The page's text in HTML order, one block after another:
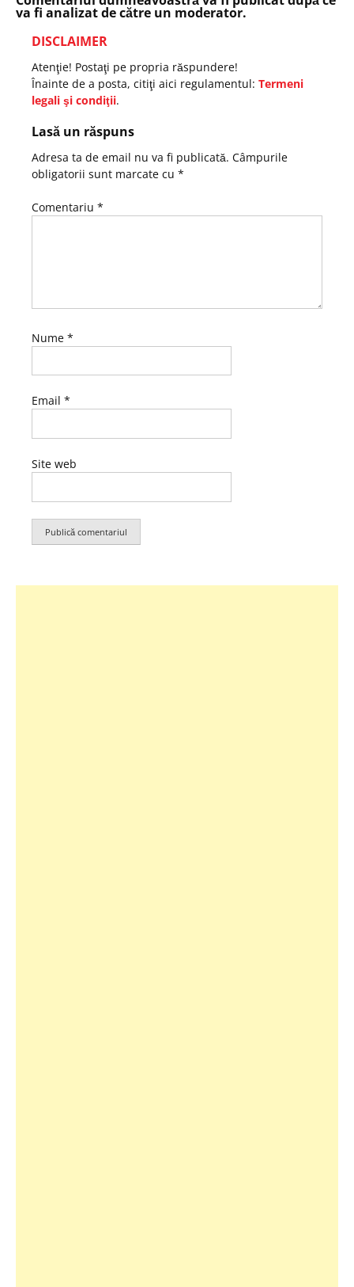
va fi analizat de către un moderator.
DISCLAIMER
Atenţie! Postaţi pe propria răspundere!
Înainte de a posta, citiţi aici regulamentul: Termeni
legali şi condiţii.
Lasă un răspuns
Adresa ta de email nu va fi publicată. Câmpurile
obligatorii sunt marcate cu *
Comentariu *
Nume *
Email *
Site web